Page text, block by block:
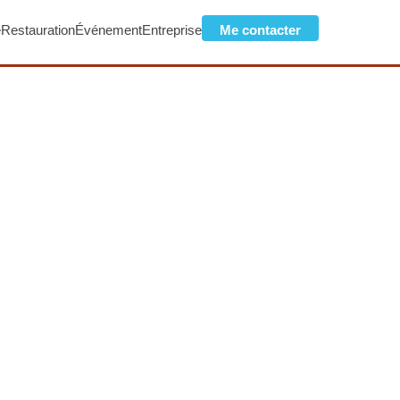
RestaurationÉvénementEntreprise Me contacter